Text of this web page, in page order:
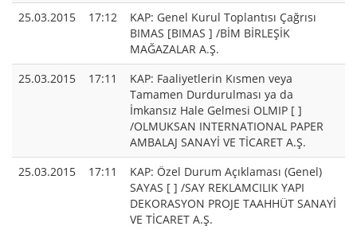
25.03.2015
17:12
KAP: Genel Kurul Toplantısı Çağrısı
BIMAS [BIMAS ] /BİM BİRLEŞİK
MAĞAZALAR A.Ş.
25.03.2015
17:11
KAP: Faaliyetlerin Kısmen veya
Tamamen Durdurulması ya da
İmkansız Hale Gelmesi OLMIP [ ]
/OLMUKSAN INTERNATIONAL PAPER
AMBALAJ SANAYİ VE TİCARET A.Ş.
25.03.2015
17:11
KAP: Özel Durum Açıklaması (Genel)
SAYAS [ ] /SAY REKLAMCILIK YAPI
DEKORASYON PROJE TAAHHÜT SANAYİ
VE TİCARET A.Ş.